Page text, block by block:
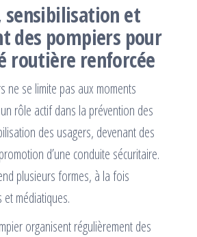
sensibilisation et
des pompiers pour
routière renforcée
ne se limite pas aux moments
rôle actif dans la prévention des
des usagers, devenant des
d’une conduite sécuritaire.
plusieurs formes, à la fois
médiatiques.
organisent régulièrement des